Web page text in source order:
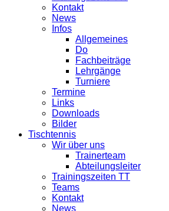
Kontakt
News
Infos
Allgemeines
Do
Fachbeiträge
Lehrgänge
Turniere
Termine
Links
Downloads
Bilder
Tischtennis
Wir über uns
Trainerteam
Abteilungsleiter
Trainingszeiten TT
Teams
Kontakt
News